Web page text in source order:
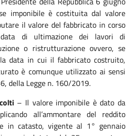
imponibile è costituita dal valore
il valore del fabbricato in corso
di ultimazione dei lavori di
o ristrutturazione ovvero, se
data in cui il fabbricato costruito,
è comunque utilizzato ai sensi
della Legge n. 160/2019.
– Il valore imponibile è dato da
all’ammontare del reddito
in catasto, vigente al 1° gennaio